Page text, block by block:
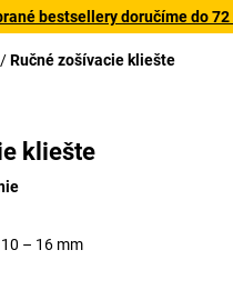
bestsellery doručíme do
Ručné zošívacie kliešte
kliešte
– 16 mm